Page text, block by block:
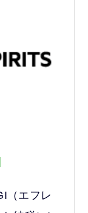
（エフレ